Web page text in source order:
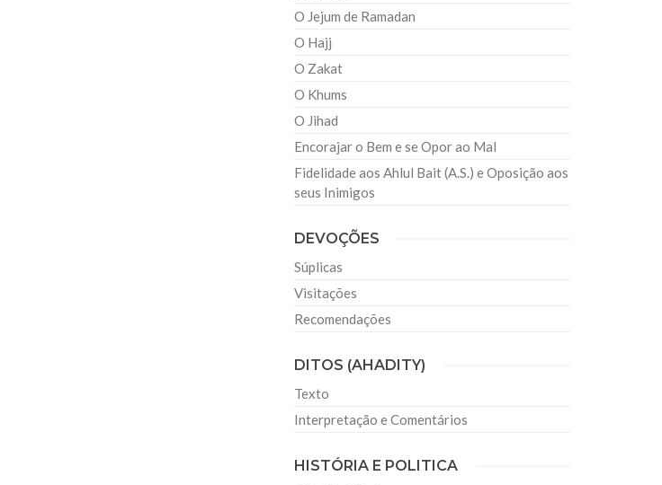
O Jejum de Ramadan
O Hajj
O Zakat
O Khums
O Jihad
Encorajar o Bem e se Opor ao Mal
Fidelidade aos Ahlul Bait (A.S.) e Oposição aos
seus Inimigos
DEVOÇÕES
Súplicas
Visitações
Recomendações
DITOS (AHADITY)
Texto
Interpretação e Comentários
HISTÓRIA E POLITICA